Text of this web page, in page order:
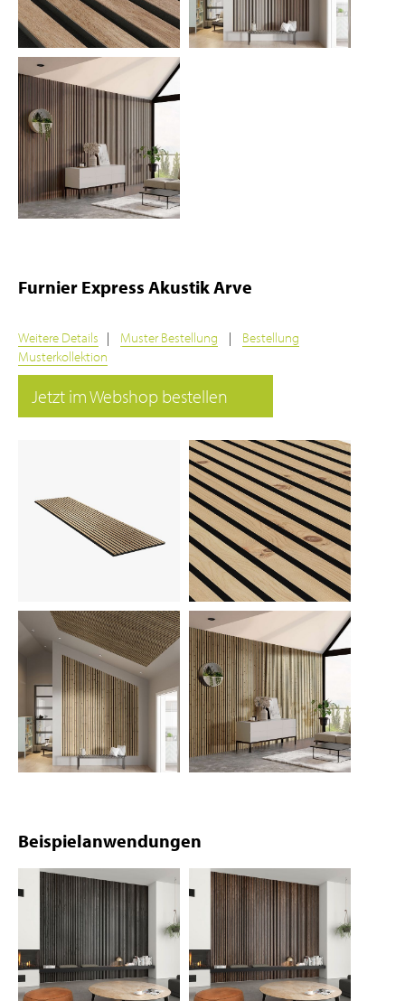
Furnier Express Akustik Arve
Weitere Details | Muster Bestellung | Bestellung
Musterkollektion
Jetzt im Webshop bestellen
Beispielanwendungen